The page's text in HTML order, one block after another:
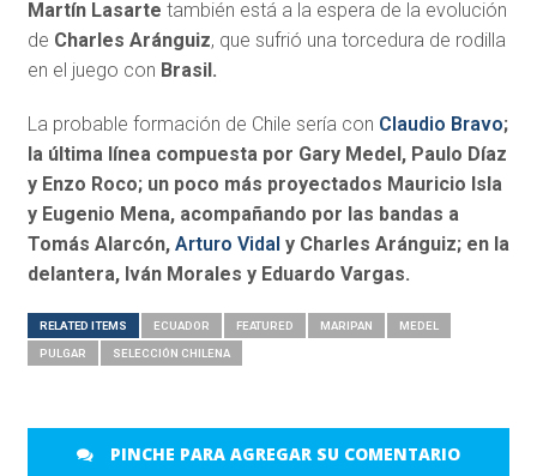
Martín Lasarte también está a la espera de la evolución
de Charles Aránguiz, que sufrió una torcedura de rodilla
en el juego con Brasil.
La probable formación de Chile sería con Claudio Bravo;
la última línea compuesta por Gary Medel, Paulo Díaz
y Enzo Roco; un poco más proyectados Mauricio Isla
y Eugenio Mena, acompañando por las bandas a
Tomás Alarcón, Arturo Vidal y Charles Aránguiz; en la
delantera, Iván Morales y Eduardo Vargas.
RELATED ITEMS ECUADOR FEATURED MARIPAN MEDEL
PULGAR SELECCIÓN CHILENA
PINCHE PARA AGREGAR SU COMENTARIO